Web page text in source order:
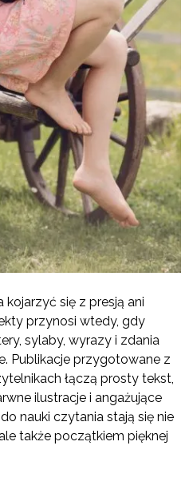
kojarzyć się z presją ani
przynosi wtedy, gdy
sylaby, wyrazy i zdania
Publikacje przygotowane z
łączą prosty tekst,
ilustracje i angażujące
nauki czytania stają się nie
także początkiem pięknej